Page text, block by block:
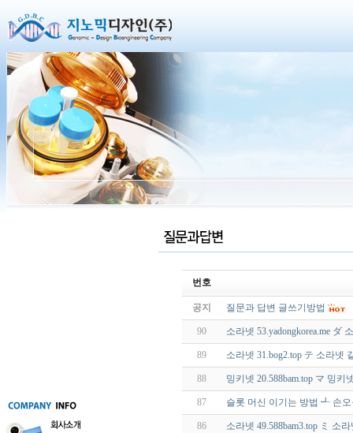
번호
공지 질문과 답변 글쓰기방법
90 소라넷 53.yadongkorea.me ダ
89 소라넷 31.bog2.top テ 소라
88 밍키넷 20.588bam.top マ 밍
87 슬롯 머신 이기는 방법 ┹ 손
86 소라넷 49.588bam3.top ミ 소